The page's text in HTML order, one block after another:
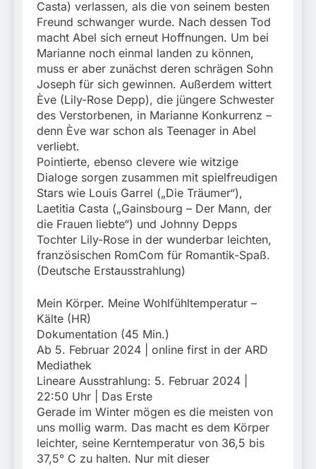
Casta) verlassen, als die von seinem besten
Freund schwanger wurde. Nach dessen Tod
macht Abel sich erneut Hoffnungen. Um bei
Marianne noch einmal landen zu können,
muss er aber zunächst deren schrägen Sohn
Joseph für sich gewinnen. Außerdem wittert
Ève (Lily-Rose Depp), die jüngere Schwester
des Verstorbenen, in Marianne Konkurrenz –
denn Ève war schon als Teenager in Abel
verliebt.
Pointierte, ebenso clevere wie witzige
Dialoge sorgen zusammen mit spielfreudigen
Stars wie Louis Garrel („Die Träumer“),
Laetitia Casta („Gainsbourg – Der Mann, der
die Frauen liebte“) und Johnny Depps
Tochter Lily-Rose in der wunderbar leichten,
französischen RomCom für Romantik-Spaß.
(Deutsche Erstausstrahlung)
Mein Körper. Meine Wohlfühltemperatur –
Kälte (HR)
Dokumentation (45 Min.)
Ab 5. Februar 2024 | online first in der ARD
Mediathek
Lineare Ausstrahlung: 5. Februar 2024 |
22:50 Uhr | Das Erste
Gerade im Winter mögen es die meisten von
uns mollig warm. Das macht es dem Körper
leichter, seine Kerntemperatur von 36,5 bis
37,5° C zu halten. Nur mit dieser